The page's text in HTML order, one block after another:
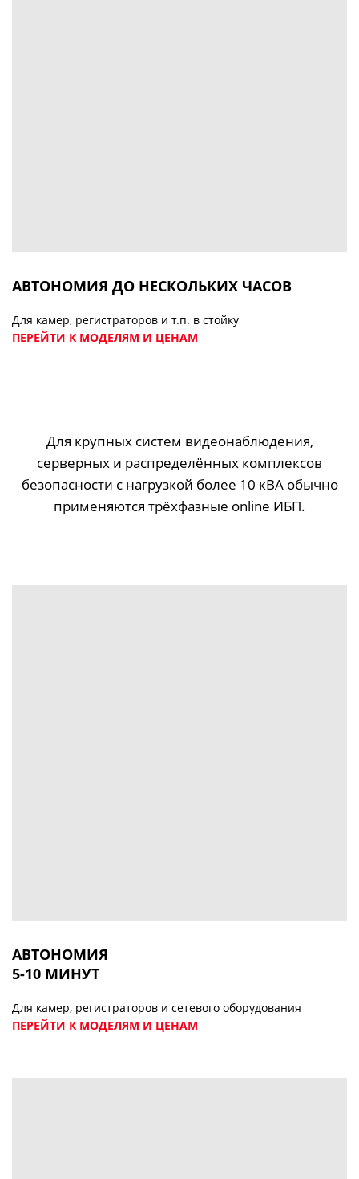
АВТОНОМИЯ ДО НЕСКОЛЬКИХ ЧАСОВ
Для камер, регистраторов и т.п. в стойку
ПЕРЕЙТИ К МОДЕЛЯМ И ЦЕНАМ
Для крупных систем видеонаблюдения,
серверных и распределённых комплексов
безопасности с нагрузкой более 10 кВА обычно
применяются трёхфазные online ИБП.
АВТОНОМИЯ
5-10 МИНУТ
Для камер, регистраторов и сетевого оборудования
ПЕРЕЙТИ К МОДЕЛЯМ И ЦЕНАМ